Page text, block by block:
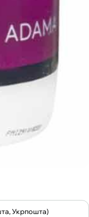
Укрпошта)